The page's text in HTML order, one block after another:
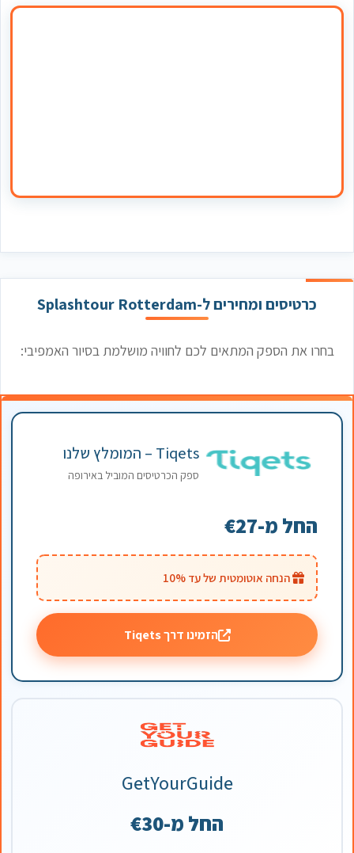
כרטיסים ומחירים ל-Splashtour Rotterdam
בחרו את הספק המתאים לכם לחוויה מושלמת בסיור האמפיבי:
Tiqets – המומלץ שלנו
ספק הכרטיסים המוביל באירופה
החל מ-€27
הנחה אוטומטית של עד 10%
הזמינו דרך Tiqets
GetYourGuide
החל מ-€30